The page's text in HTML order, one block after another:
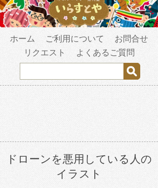
ホーム ご利用について
お問合せ
リクエスト
よくあるご質問
ドローンを悪用している人の
イラスト